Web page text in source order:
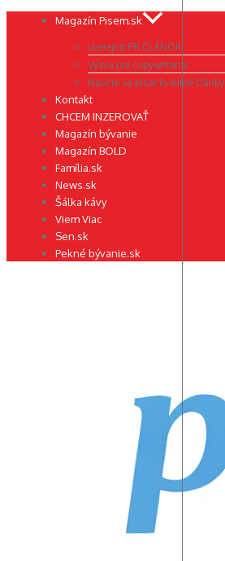
Preskočiť Magazín Pisem.sk
uverejniť PR ČLÁNOK
Výzva pre copywriterov
Naučte sa písať kvalitné články
Kontakt
CHCEM INZEROVAŤ
Magazín bývanie
Magazín BOLD
Família.sk
News.sk
Šálka kávy
Viem Viac
Sen.sk
Pekné bývanie.sk